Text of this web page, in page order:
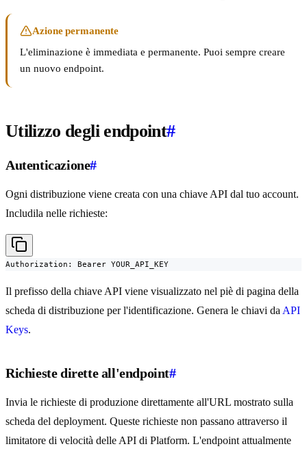
Azione permanente
L'eliminazione è immediata e permanente. Puoi sempre creare
un nuovo endpoint.
Utilizzo degli endpoint#
Autenticazione#
Ogni distribuzione viene creata con una chiave API dal tuo account.
Includila nelle richieste:
Authorization: Bearer YOUR_API_KEY
Il prefisso della chiave API viene visualizzato nel piè di pagina della
scheda di distribuzione per l'identificazione. Genera le chiavi da API
Keys.
Richieste dirette all'endpoint#
Invia le richieste di produzione direttamente all'URL mostrato sulla
scheda del deployment. Queste richieste non passano attraverso il
limitatore di velocità delle API di Platform. L'endpoint attualmente